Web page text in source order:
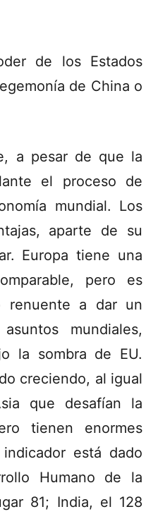
de los Estados
de China o
a pesar de que la
el proceso de
mundial. Los
aparte de su
Europa tiene una
pero es
renuente a dar un
mundiales,
la sombra de EU.
creciendo, al igual
que desafían la
tienen enormes
está dado
Humano de la
81; India, el 128